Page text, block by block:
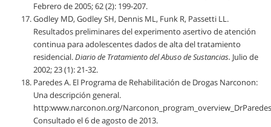
Febrero de 2005; 62 (2): 199-207.
Godley MD, Godley SH, Dennis ML, Funk R, Passetti LL.
Resultados preliminares del experimento asertivo de atención
continua para adolescentes dados de alta del tratamiento
residencial.Diario de Tratamiento del Abuso de Sustancias. Julio de
2002; 23 (1): 21-32.
Paredes A. El Programa de Rehabilitación de Drogas Narconon:
Una descripción general.
http:www.narconon.org/
Consultado el 6 de agosto de 2013.